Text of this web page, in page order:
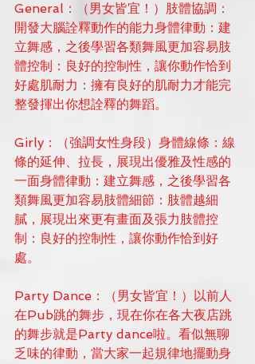
General：（男女皆宜！）肢體協調：
開發大腦詮釋動作的能力身體律動：建
立舞感，之後學習各類舞風更加容易肢
體控制：良好的控制性，讓你動作恰到
好處肌耐力：擁有良好的肌耐力才能完
整發揮出你想詮釋的舞蹈。
Girly：（強調女性身段）身體線條：線
條的延伸、拉長，展現出優雅及性感的
一面身體律動：建立舞感，之後學習各
類舞風更加容易肢體細節：肢體越細
膩，展現出來更有畫面及張力肢體控
制：良好的控制性，讓你動作恰到好
處。
Party Dance：（男女皆宜！）以前人
在Pub跳的舞步，現在你在各大夜店跳
的舞步就是Party dance啦。看似無聊
乏味的律動，當大家一起規律地擺動身